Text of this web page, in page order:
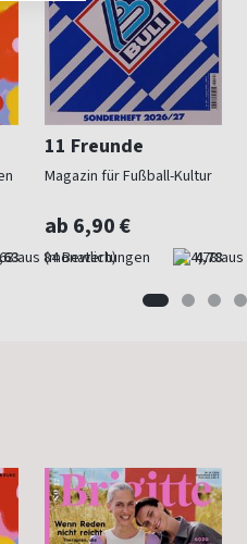
11 Freunde
Magazin für Fußball-Kultur
ab 6,90 €
(monatlich) 4,78